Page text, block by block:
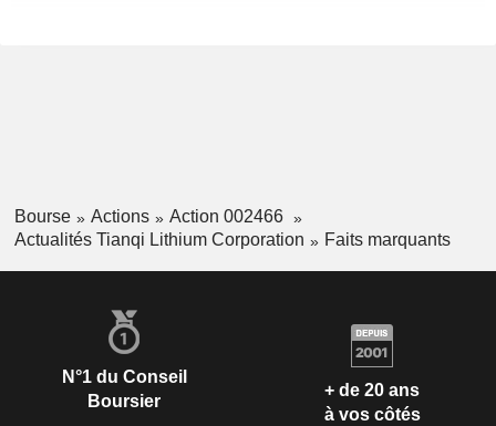
Bourse Actions
Action 002466
Actualités Tianqi Lithium Corporation
Faits marquants
N°1 du Conseil
Boursier
+ de 20 ans
à vos côtés